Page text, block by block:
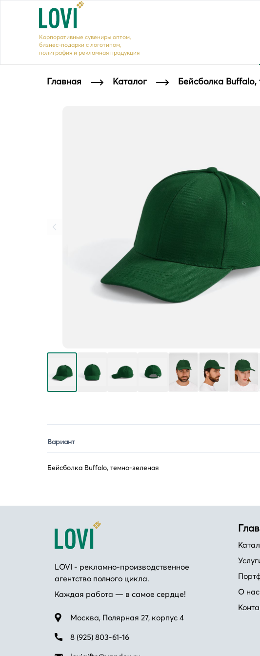
Корпоративные сувениры оптом,
бизнес-подарки с логотипом,
полиграфия и рекламная продукция
Главная Каталог Бейсболка Buffalo,
Вариант
Бейсболка Buffalo, темно-зеленая
LOVI - рекламно-производственное
агентство полного цикла.
Каждая работа — в самое сердце!
Москва, Полярная 27, корпус 4
8 (925) 803-61-16
О нас